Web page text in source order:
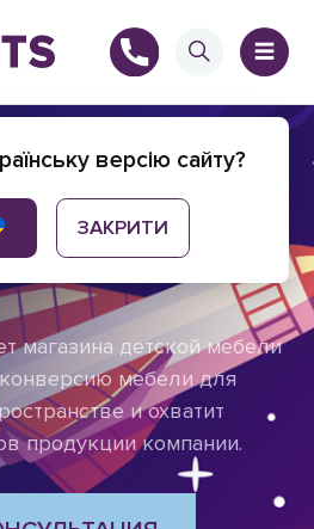
интернет
детской
магазина детской мебели
мебели для
и охватит
продукции компании.
версію сайту?
ЗАКРИТИ